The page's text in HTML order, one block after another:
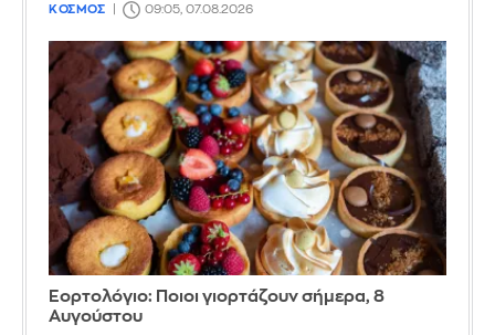
ΚΟΣΜΟΣ 09:05, 07.08.2026
Εορτολόγιο: Ποιοι γιορτάζουν σήμερα, 8
Αυγούστου